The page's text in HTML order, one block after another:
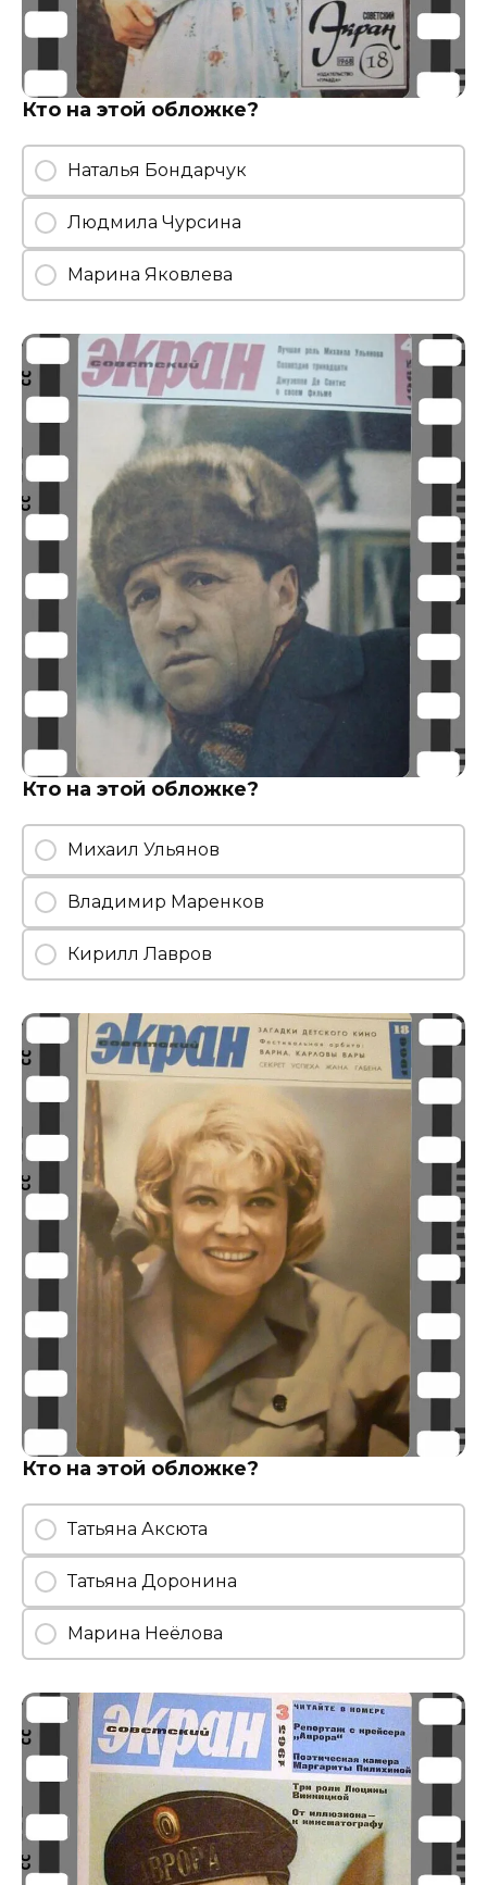
Кто на этой обложке?
Наталья Бондарчук
Людмила Чурсина
Марина Яковлева
Кто на этой обложке?
Михаил Ульянов
Владимир Маренков
Кирилл Лавров
Кто на этой обложке?
Татьяна Аксюта
Татьяна Доронина
Марина Неёлова